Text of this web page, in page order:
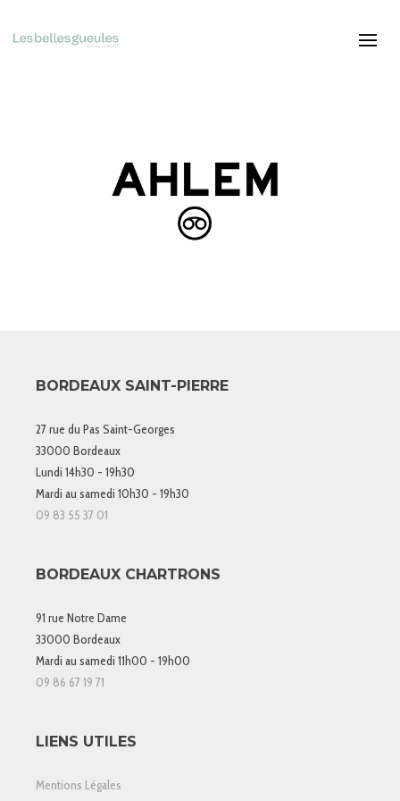
BORDEAUX SAINT-PIERRE
27 rue du Pas Saint-Georges
33000 Bordeaux
Lundi 14h30 - 19h30
Mardi au samedi 10h30 - 19h30
09 83 55 37 01
BORDEAUX CHARTRONS
91 rue Notre Dame
33000 Bordeaux
Mardi au samedi 11h00 - 19h00
09 86 67 19 71
LIENS UTILES
Mentions Légales